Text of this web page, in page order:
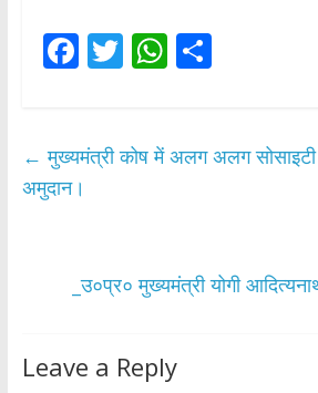
F
b
o
T
er
W
s
p
S
e
← मुख्यमंत्री कोष में अलग अलग
अमुदान।
_उ०प्र० मुख्यमंत्री योगी
Leave a Reply